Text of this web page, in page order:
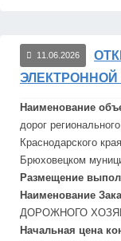
11.06.2026
ЭЛЕКТРОННОЙ
Наименование
дорог
Краснодарского
Брюховецком
Размещение
Наименование
ДОРОЖНОГО
Начальная цена